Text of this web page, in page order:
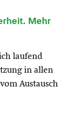
Mehr
laufend
in allen
Austausch